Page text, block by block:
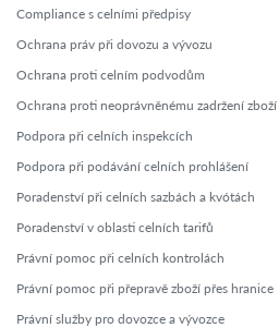
Compliance s celními předpisy
Ochrana práv při dovozu a vývozu
Ochrana proti celním podvodům
Ochrana proti neoprávněnému zadržení zboží
Podpora při celních inspekcích
Podpora při podávání celních prohlášení
Poradenství při celních sazbách a kvótách
Poradenství v oblasti celních tarifů
Právní pomoc při celních kontrolách
Právní pomoc při přepravě zboží přes hranice
Právní služby pro dovozce a vývozce